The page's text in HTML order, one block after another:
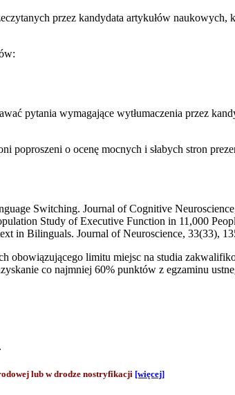
przez kandydata artykułów naukowych,
pytania wymagające wytłumaczenia przez
o ocenę mocnych i słabych stron
Switching. Journal of Cognitive
Study of Executive Function in 11,000
in Bilinguals. Journal of Neuroscience, 33(33),
limitu miejsc na studia
co najmniej 60% punktów z egzaminu
lub w drodze nostryfikacji [więcej]